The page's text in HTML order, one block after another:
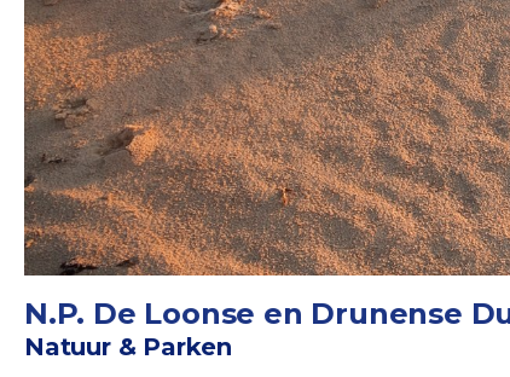
N.P. De Loonse en Drunense
Natuur & Parken